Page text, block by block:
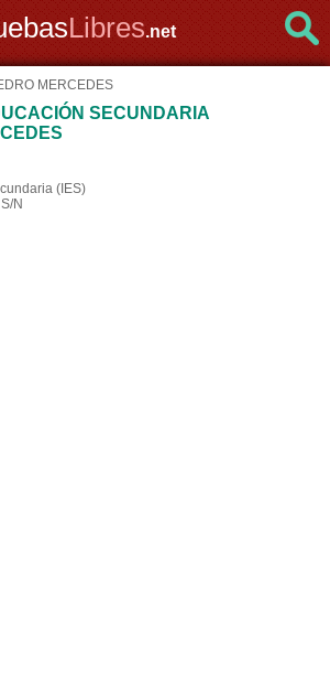
Libres.net
MERCEDES
SECUNDARIA
(IES)
N